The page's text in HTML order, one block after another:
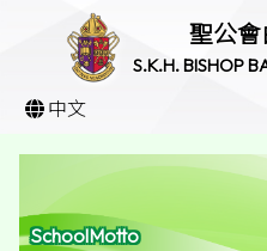
聖公
S.K.H. BISHOP
中文
SchoolMotto